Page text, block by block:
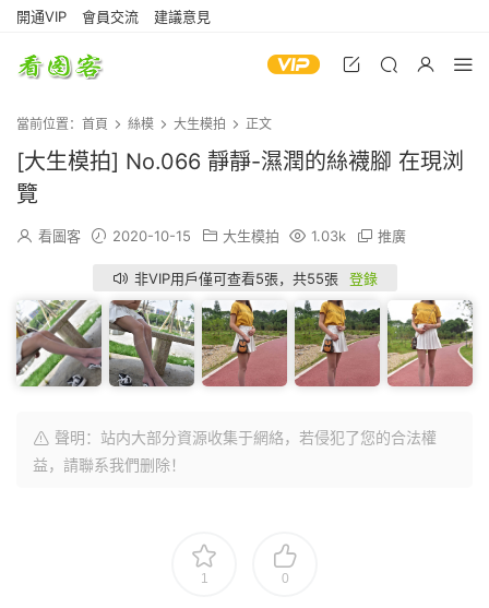
開通VIP 會員交流 建議意見
當前位置： 首頁 絲模 大生模拍 正文
[大生模拍] No.066 靜靜-濕潤的絲襪腳 在現浏
覽
看圖客 2020-10-15 大生模拍 1.03k 推廣
非VIP用戶僅可查看5張，共55張 登錄
聲明：站内大部分資源收集于網絡，若侵犯了您的合法權
益，請聯系我們删除！
1 0